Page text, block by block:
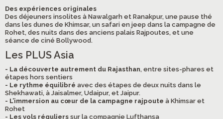
Des expériences originales
Des déjeuners insolites à Nawalgarh et Ranakpur, une pause thé
dans les dunes de Khimsar, un safari en jeep dans la campagne de
Rohet, des nuits dans des anciens palais Rajpoutes, et une
séance de ciné Bollywood.
Les PLUS Asia
- La découverte autrement du Rajasthan, entre sites-phares et
étapes hors sentiers
- Le rythme équilibré avec des étapes de deux nuits dans le
Shekhawati, à Jaisalmer, Udaipur, et Jaipur.
- L’immersion au cœur de la campagne rajpoute à Khimsar et
Rohet
- Les vols réguliers sur la compagnie Lufthansa